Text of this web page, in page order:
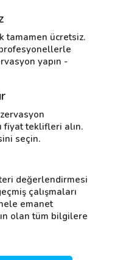
tamamen ücretsiz.
yapın -
fiyat teklifleri alın.
seçin.
değerlendirmesi
çalışmaları
emanet
olan tüm bilgilere